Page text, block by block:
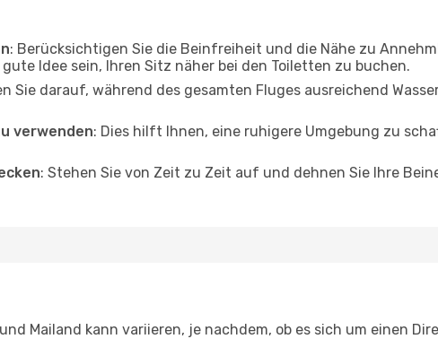
: Berücksichtigen Sie die Beinfreiheit und die Nähe zu
Idee sein, Ihren Sitz näher bei den Toiletten zu buchen.
Sie darauf, während des gesamten Fluges ausreichend
verwenden: Dies hilft Ihnen, eine ruhigere Umgebung zu
: Stehen Sie von Zeit zu Zeit auf und dehnen Sie Ihre
Mailand kann variieren, je nachdem, ob es sich um einen